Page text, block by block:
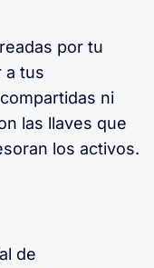
por tu
a tus
ni
las llaves que
los activos.
de